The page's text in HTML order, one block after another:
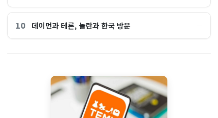
10 데이먼과 테론, 놀란과 한국 방문 ―